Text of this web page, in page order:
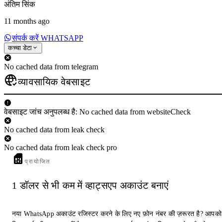
अंतिम सिंक
11 months ago
संपर्क करें WHATSAPP
कच्चा डेटा
No cached data from telegram
व्यावसायिक वेबसाइट
वेबसाइट जांच अनुपलब्ध है: No cached data from websiteCheck
No cached data from leak check
No cached data from leak check pro
प्रायोजित
1 डॉलर से भी कम में व्हाट्सएप अकाउंट बनाएं
नया WhatsApp अकाउंट रजिस्टर करने के लिए नए फ़ोन नंबर की ज़रूरत है? आपको